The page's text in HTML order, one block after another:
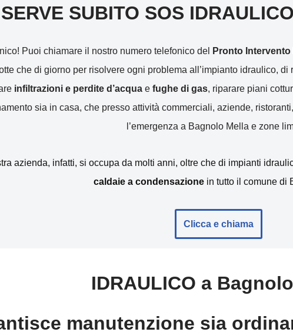
SUBITO SOS
Puoi chiamare il nostro numero telefonico del Pronto
che di giorno per risolvere ogni problema all’impianto idraulico,
infiltrazioni e perdite d’acquae fughe di gas, riparare piani
sia in casa, che presso attività commerciali, aziende,
l’emergenza a Bagnolo Mella e zone
azienda, infatti, si occupa da molti anni, oltre che di impianti
caldaie a condensazionein tutto il comune di
Clicca e chiama
IDRAULICO a
manutenzione sia